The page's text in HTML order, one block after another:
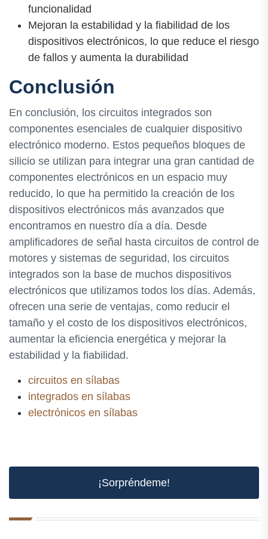
funcionalidad
Mejoran la estabilidad y la fiabilidad de los
dispositivos electrónicos, lo que reduce el riesgo
de fallos y aumenta la durabilidad
Conclusión
En conclusión, los circuitos integrados son
componentes esenciales de cualquier dispositivo
electrónico moderno. Estos pequeños bloques de
silicio se utilizan para integrar una gran cantidad de
componentes electrónicos en un espacio muy
reducido, lo que ha permitido la creación de los
dispositivos electrónicos más avanzados que
encontramos en nuestro día a día. Desde
amplificadores de señal hasta circuitos de control de
motores y sistemas de seguridad, los circuitos
integrados son la base de muchos dispositivos
electrónicos que utilizamos todos los días. Además,
ofrecen una serie de ventajas, como reducir el
tamaño y el costo de los dispositivos electrónicos,
aumentar la eficiencia energética y mejorar la
estabilidad y la fiabilidad.
circuitos en sílabas
integrados en sílabas
electrónicos en sílabas
¡Sorpréndeme!